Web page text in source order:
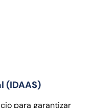
(IDAAS)
para garantizar